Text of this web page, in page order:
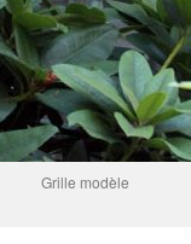
Grille modèle